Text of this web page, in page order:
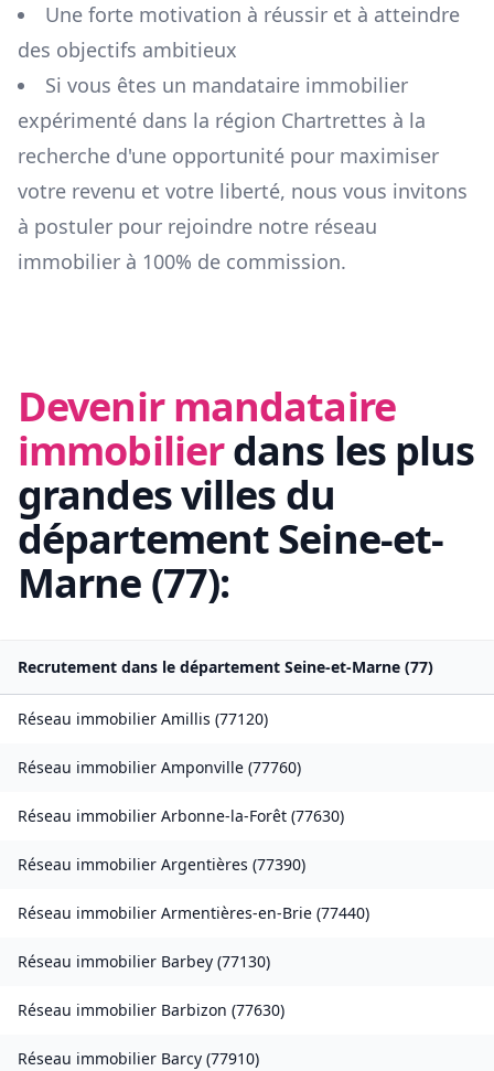
Une forte motivation à réussir et à atteindre
des objectifs ambitieux
Si vous êtes un mandataire immobilier
expérimenté dans la région Chartrettes à la
recherche d'une opportunité pour maximiser
votre revenu et votre liberté, nous vous invitons
à postuler pour rejoindre notre réseau
immobilier à 100% de commission.
Devenir mandataire
immobilierdans les plus
grandes villes du
départementSeine-et-
Marne (77):
Recrutement dans le département Seine-et-Marne (77)
Réseau immobilier Amillis (77120)
Réseau immobilier Amponville (77760)
Réseau immobilier Arbonne-la-Forêt (77630)
Réseau immobilier Argentières (77390)
Réseau immobilier Armentières-en-Brie (77440)
Réseau immobilier Barbey (77130)
Réseau immobilier Barbizon (77630)
Réseau immobilier Barcy (77910)